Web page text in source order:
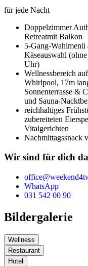
für jede Nacht
Doppelzimmer
Retreatmit Balkon
5-Gang-Wahlmenü
Käseauswahl
Uhr)
Wellnessbereich
Whirlpool, 17m
Sonnenterrasse &
und Sauna-
reichhaltiges
zubereiteten
Vitalgerichten
Nachmittagssnack
Wir sind für dich da
WhatsApp
031 542 00 90
Bildergalerie
Wellness
Restaurant
Hotel